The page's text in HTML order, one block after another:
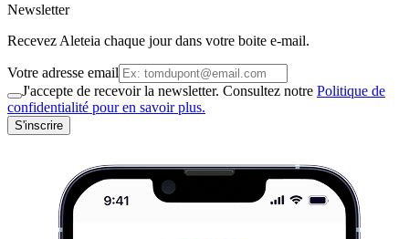
Newsletter
Recevez Aleteia chaque jour dans votre boite e-mail.
Votre adresse email
J'accepte de recevoir la newsletter. Consultez notre Politique de
confidentialité pour en savoir plus.
S'inscrire